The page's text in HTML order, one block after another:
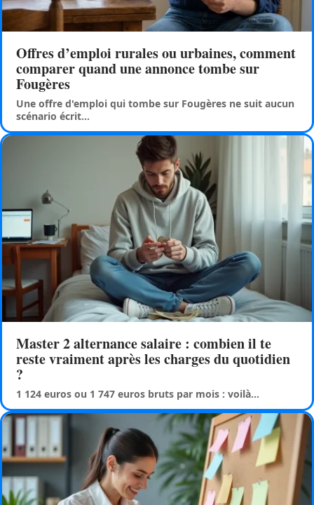
Offres d’emploi rurales ou urbaines, comment
comparer quand une annonce tombe sur
Fougères
Une offre d'emploi qui tombe sur Fougères ne suit aucun
scénario écrit…
Master 2 alternance salaire : combien il te
reste vraiment après les charges du quotidien
?
1 124 euros ou 1 747 euros bruts par mois : voilà…